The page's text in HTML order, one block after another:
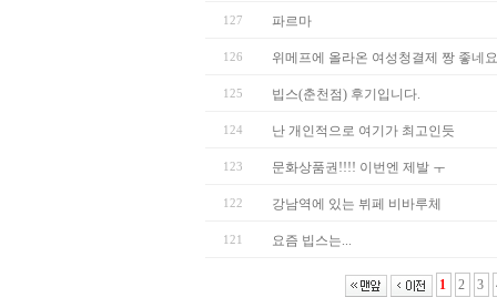
127 파르마
126 위메프에 올라온 여성청결제 짱 좋네
125 빕스(춘천점) 후기입니다.
124 난 개인적으로 여기가 최고인듯
123 문화상품권!!!! 이번엔 제발 ㅜ
122 강남역에 있는 뷔페 비바루체
121 요즘 빕스는...
1 2 3